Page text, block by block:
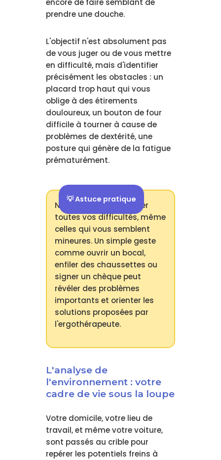
encore de faire semblant de
prendre une douche.
L'objectif n'est absolument pas
de vous juger ou de vous mettre
en difficulté, mais d'identifier
précisément les obstacles : un
placard trop haut qui vous
oblige à des étirements
douloureux, un bouton de four
difficile à tourner à cause de
problèmes de dextérité, une
posture qui génère de la fatigue
prématurément.
💡 Astuce pratique
N'hésitez pas à exprimer
toutes vos difficultés, même
celles qui vous semblent
mineures. Un simple geste
comme ouvrir un bocal,
enfiler des chaussettes ou
signer un chèque peut
révéler des problèmes
importants et orienter les
solutions proposées par
l'ergothérapeute.
L'analyse de
l'environnement : votre
cadre de vie sous la loupe
Votre domicile, votre lieu de
travail, et même votre voiture,
sont passés au crible pour
repérer les potentiels freins à